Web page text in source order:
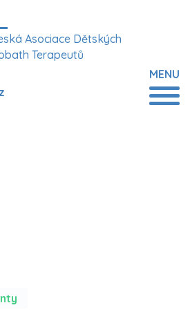
Asociace Dětských
Terapeutů
MENU